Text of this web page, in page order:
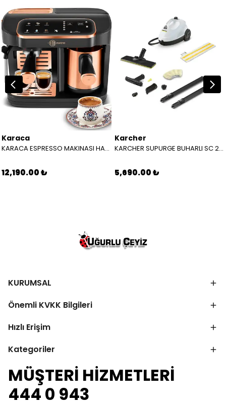
Karaca
KARACA ESPRESSO MAKINASI HATIR PERFETTO ESPRESSO T.K.M. COPPER 8683650465904
12,190.00 ₺
Karcher
KARCHER SUPURGE BUHARLI SC 2 EASYFIX EU BEYAZ 15126000
5,690.00 ₺
KURUMSAL
Önemli KVKK Bilgileri
Hızlı Erişim
Kategoriler
MÜŞTERİ HİZMETLERİ
444 0 943